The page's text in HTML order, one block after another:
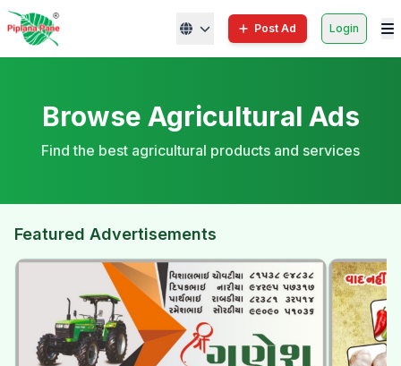
Post Ad Login
Browse Agricultural Ads
Find the best agricultural products and services
Featured Advertisements